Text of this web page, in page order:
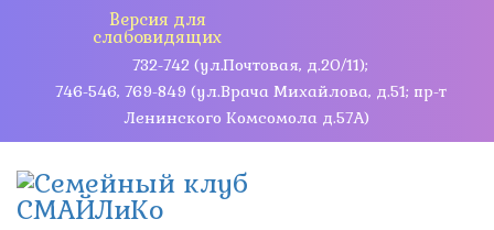
Версия для
слабовидящих
732-742 (ул.Почтовая, д.20/11);
746-546, 769-849 (ул.Врача Михайлова, д.51; пр-т
Ленинского Комсомола д.57А)